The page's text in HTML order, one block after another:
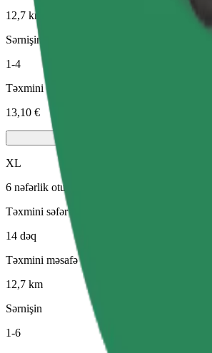
12,7 km
Sərnişin
1-4
Təxmini qiymət
13,10 €
XL
6 nəfərlik oturacaqları olan böyük avtomobillər
Təxmini səfər vaxtı
14 dəq
Təxmini məsafə
12,7 km
Sərnişin
1-6